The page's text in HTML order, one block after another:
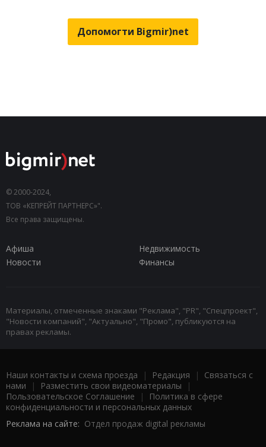
Допомогти Bigmir)net
© 2000-2024,
ТОВ «КЕПРЕЙТ ПАРТНЕРС»".
Все права защищены.
Афиша
Недвижимость
Новости
Финансы
Материалы, отмеченные знаками "Реклама", "PR", "Спецпроект",
"Новости компаний", "Актуально", "Промо", публикуются на
правах рекламы.
Наши контакты и схема проезда | Редакция | Связаться с
нами | Разместить свои видеоматериалы |
Пользовательское Соглашение |
Политика в сфере
конфиденциальности и персональных данных
Реклама на сайте: Отдел продаж digital рекламы